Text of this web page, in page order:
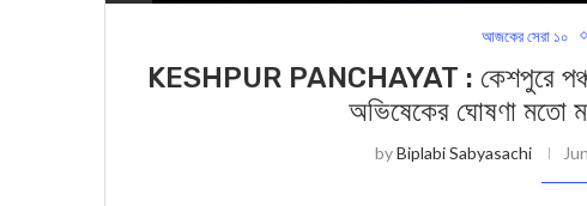
আজকের সেরা ১০
KESHPUR PANCHAYAT : কেশপুরে
অভিষেকের ঘোষণা মতো
byBiplabi Sabyasachi